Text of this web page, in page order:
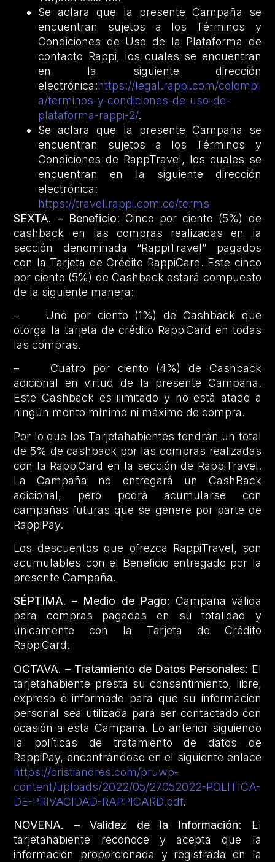
Se aclara que la presente Campaña se
encuentran sujetos a los Términos y
Condiciones de Uso de la Plataforma de
contacto Rappi, los cuales se encuentran
en la siguiente dirección
electrónica:https://legal.rappi.com/colombi
a/terminos-y-condiciones-de-uso-de-
plataforma-rappi-2/.
Se aclara que la presente Campaña se
encuentran sujetos a los Términos y
Condiciones de RappTravel, los cuales se
encuentran en la siguiente dirección
electrónica:
https://travel.rappi.com.co/terms
SEXTA. – Beneficio: Cinco por ciento (5%) de
cashback en las compras realizadas en la
sección denominada “RappiTravel” pagados
con la Tarjeta de Crédito RappiCard. Este cinco
por ciento (5%) de Cashback estará compuesto
de la siguiente manera:
– Uno por ciento (1%) de Cashback que
otorga la tarjeta de crédito RappiCard en todas
las compras.
– Cuatro por ciento (4%) de Cashback
adicional en virtud de la presente Campaña.
Este Cashback es ilimitado y no está atado a
ningún monto mínimo ni máximo de compra.
Por lo que los Tarjetahabientes tendrán un total
de 5% de cashback por las compras realizadas
con la RappiCard en la sección de RappiTravel.
La Campaña no entregará un CashBack
adicional, pero podrá acumularse con
campañas futuras que se genere por parte de
RappiPay.
Los descuentos que ofrezca RappiTravel, son
acumulables con el Beneficio entregado por la
presente Campaña.
SÉPTIMA. – Medio de Pago: Campaña válida
para compras pagadas en su totalidad y
únicamente con la Tarjeta de Crédito
RappiCard.
OCTAVA. – Tratamiento de Datos Personales: El
tarjetahabiente presta su consentimiento, libre,
expreso e informado para que su información
personal sea utilizada para ser contactado con
ocasión a esta Campaña. Lo anterior siguiendo
la políticas de tratamiento de datos de
RappiPay, encontrándose en el siguiente enlace
https://cristiandres.com/pruwp-
content/uploads/2022/05/27052022-POLITICA-
DE-PRIVACIDAD-RAPPICARD.pdf.
NOVENA.
– Validez de la Información: El
tarjetahabiente reconoce y acepta que la
información proporcionada y registrada en la